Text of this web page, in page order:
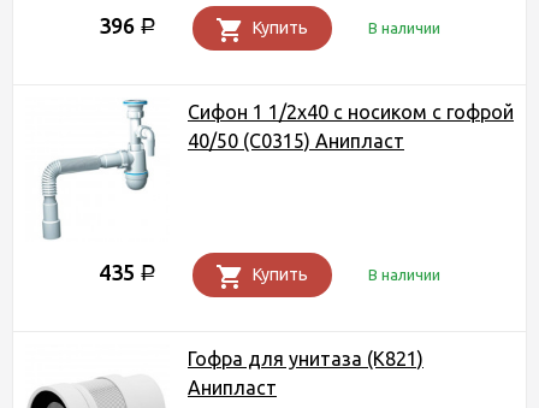
396 Р Купить В наличии
Сифон 1 1/2х40 с носиком с гофрой
40/50 (C0315) Анипласт
435 Р Купить В наличии
Гофра для унитаза (K821)
Анипласт